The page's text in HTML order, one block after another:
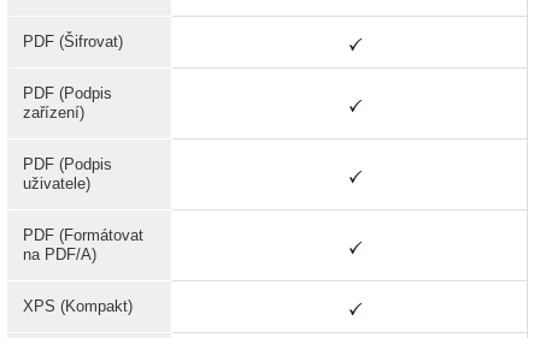
PDF (Šifrovat)
PDF (Podpis
zařízení)
PDF (Podpis
uživatele)
PDF (Formátovat
na PDF/A)
XPS (Kompakt)